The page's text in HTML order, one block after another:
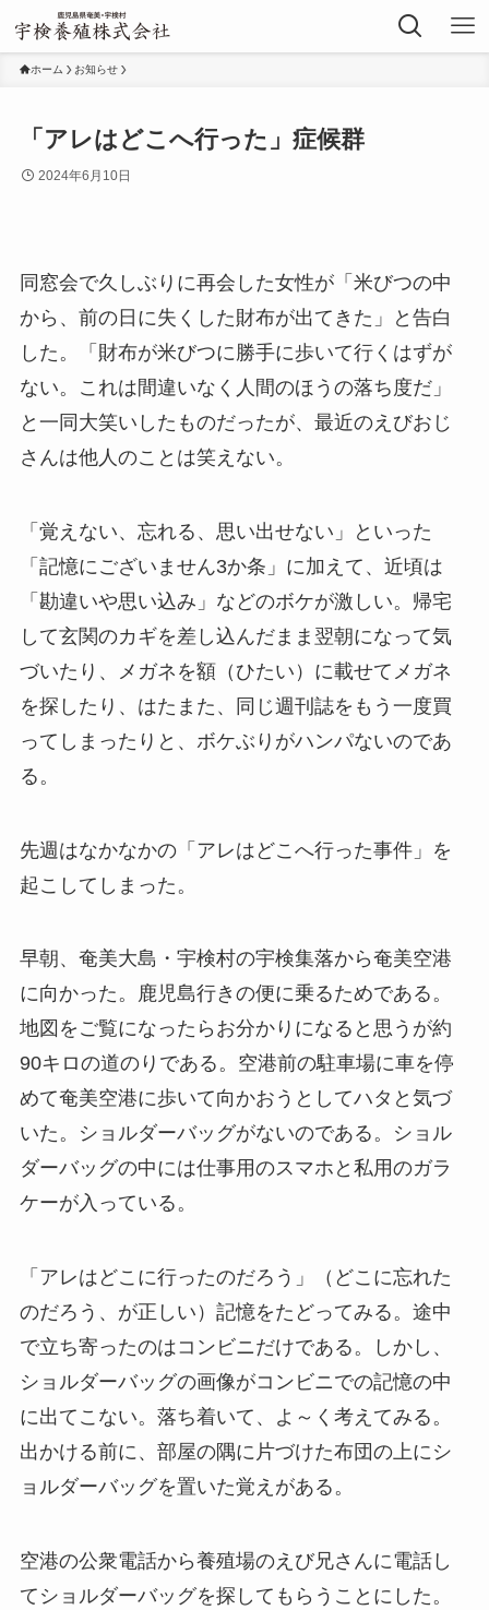
ホーム お知らせ
「アレはどこへ行った」症候群
2024年6月10日
同窓会で久しぶりに再会した女性が「米びつの中
から、前の日に失くした財布が出てきた」と告白
した。「財布が米びつに勝手に歩いて行くはずが
ない。これは間違いなく人間のほうの落ち度だ」
と一同大笑いしたものだったが、最近のえびおじ
さんは他人のことは笑えない。
「覚えない、忘れる、思い出せない」といった
「記憶にございません3か条」に加えて、近頃は
「勘違いや思い込み」などのボケが激しい。帰宅
して玄関のカギを差し込んだまま翌朝になって気
づいたり、メガネを額（ひたい）に載せてメガネ
を探したり、はたまた、同じ週刊誌をもう一度買
ってしまったりと、ボケぶりがハンパないのであ
る。
先週はなかなかの「アレはどこへ行った事件」を
起こしてしまった。
早朝、奄美大島・宇検村の宇検集落から奄美空港
に向かった。鹿児島行きの便に乗るためである。
地図をご覧になったらお分かりになると思うが約
90キロの道のりである。空港前の駐車場に車を停
めて奄美空港に歩いて向かおうとしてハタと気づ
いた。ショルダーバッグがないのである。ショル
ダーバッグの中には仕事用のスマホと私用のガラ
ケーが入っている。
「アレはどこに行ったのだろう」（どこに忘れた
のだろう、が正しい）記憶をたどってみる。途中
で立ち寄ったのはコンビニだけである。しかし、
ショルダーバッグの画像がコンビニでの記憶の中
に出てこない。落ち着いて、よ～く考えてみる。
出かける前に、部屋の隅に片づけた布団の上にシ
ョルダーバッグを置いた覚えがある。
空港の公衆電話から養殖場のえび兄さんに電話し
てショルダーバッグを探してもらうことにした。